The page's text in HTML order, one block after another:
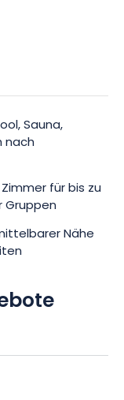
Sauna,
nach
für bis zu
Gruppen
Nähe